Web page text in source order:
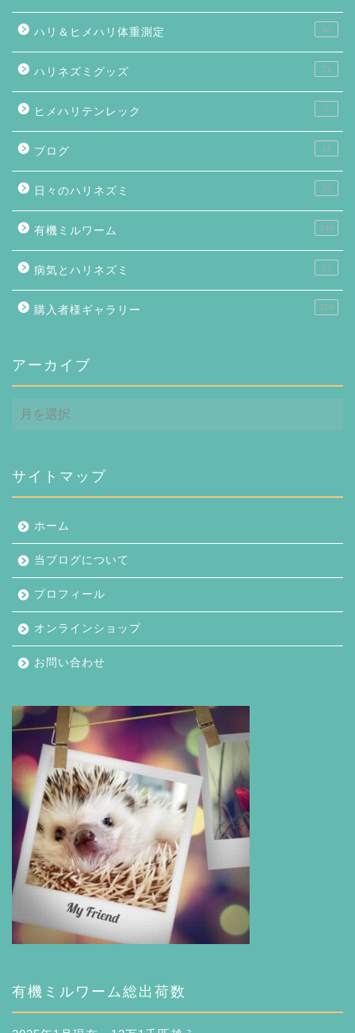
ハリ＆ヒメハリ体重測定 46
ハリネズミグッズ 71
ヒメハリテンレック 8
ブログ 14
日々のハリネズミ 76
有機ミルワーム 146
病気とハリネズミ 87
購入者様ギャラリー 158
アーカイブ
ー
ブ
サイトマップ
ホーム
当ブログについて
プロフィール
オンラインショップ
お問い合わせ
有機ミルワーム総出荷数